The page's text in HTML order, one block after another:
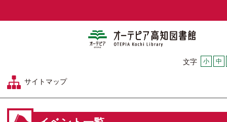
文字 小 中
サイトマップ